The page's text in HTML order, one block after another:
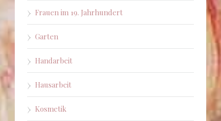
Frauen im 19. Jahrhundert
Garten
Handarbeit
Hausarbeit
Kosmetik